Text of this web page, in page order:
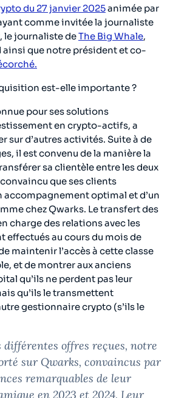
du 27 janvier 2025animée par
comme invitée la journaliste
le journaliste deThe Big Whale,
ainsi que notre président et co-
est-elle importante ?
pour ses solutions
en crypto-actifs, a
sur d’autres activités. Suite à de
il est convenu de la manière la
sa clientèle entre les deux
que ses clients
accompagnement optimal et d’un
chez Qwarks. Le transfert des
charge des relations avec les
effectués au cours du mois de
maintenir l’accès à cette classe
et de montrer aux anciens
qu’ils ne perdent pas leur
qu’ils le transmettent
gestionnaire crypto (s’ils le
offres reçues, notre
sur Qwarks, convaincus par
remarquables de leur
en 2023 et 2024. Leur